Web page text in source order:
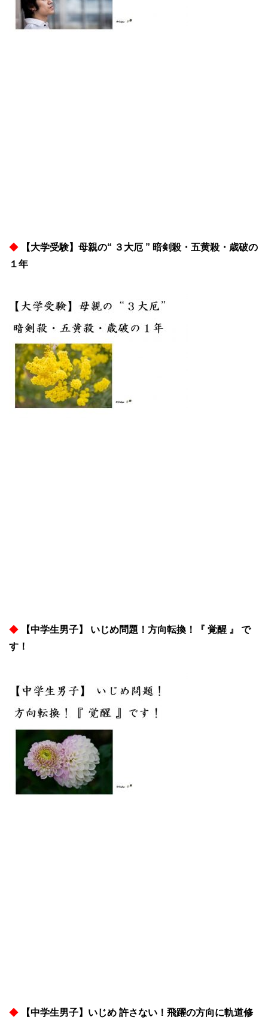
◆
【大学受験】母親の“ ３大厄 ” 暗剣殺・五黄殺・歳破の
１年
◆
【中学生男子】 いじめ問題！方向転換！『 覚醒 』 で
す！
◆ 【中学生男子】いじめ 許さない！飛躍の方向に軌道修